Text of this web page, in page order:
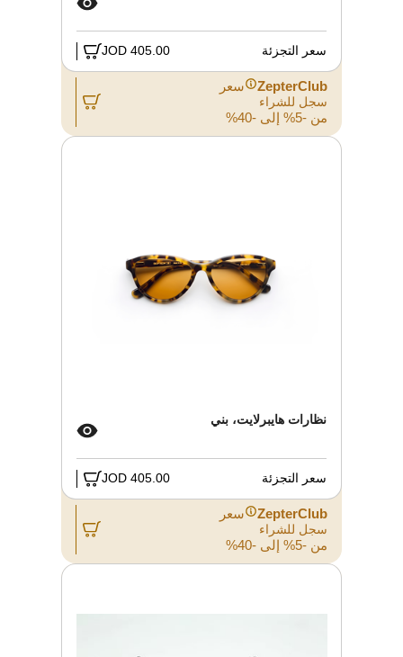
سعر التجزئة 405.00 JOD
ZepterClub سعر
سجل للشراء
من -5% إلى -40%
نظارات هايبرلايت، بني
سعر التجزئة 405.00 JOD
ZepterClub سعر
سجل للشراء
من -5% إلى -40%